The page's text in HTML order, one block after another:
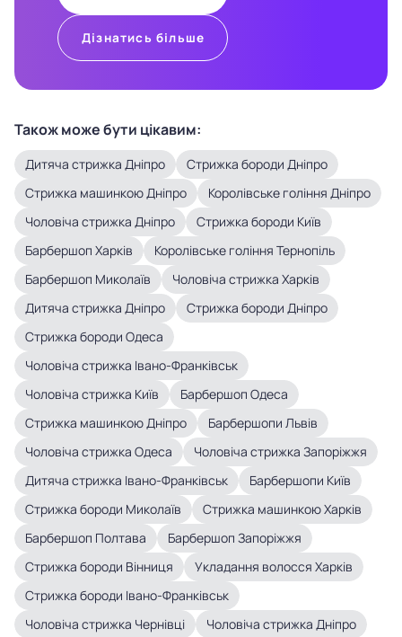
Також може бути цікавим:
Дитяча стрижка Дніпро
Стрижка бороди Дніпро
Стрижка машинкою Дніпро
Королівське гоління Дніпро
Чоловіча стрижка Дніпро
Стрижка бороди Київ
Барбершоп Харків
Королівське гоління Тернопіль
Барбершоп Миколаїв
Чоловіча стрижка Харків
Дитяча стрижка Дніпро
Стрижка бороди Дніпро
Стрижка бороди Одеса
Чоловіча стрижка Івано-Франківськ
Чоловіча стрижка Київ
Барбершоп Одеса
Стрижка машинкою Дніпро
Барбершопи Львів
Чоловіча стрижка Одеса
Чоловіча стрижка Запоріжжя
Дитяча стрижка Івано-Франківськ
Барбершопи Київ
Стрижка бороди Миколаїв
Стрижка машинкою Харків
Барбершоп Полтава
Барбершоп Запоріжжя
Стрижка бороди Вінниця
Укладання волосся Харків
Стрижка бороди Івано-Франківськ
Чоловіча стрижка Чернівці
Чоловіча стрижка Дніпро
Дізнатись більше